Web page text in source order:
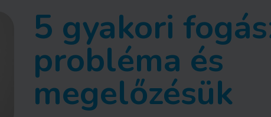
5 gyakori
probléma és
megelőzésük